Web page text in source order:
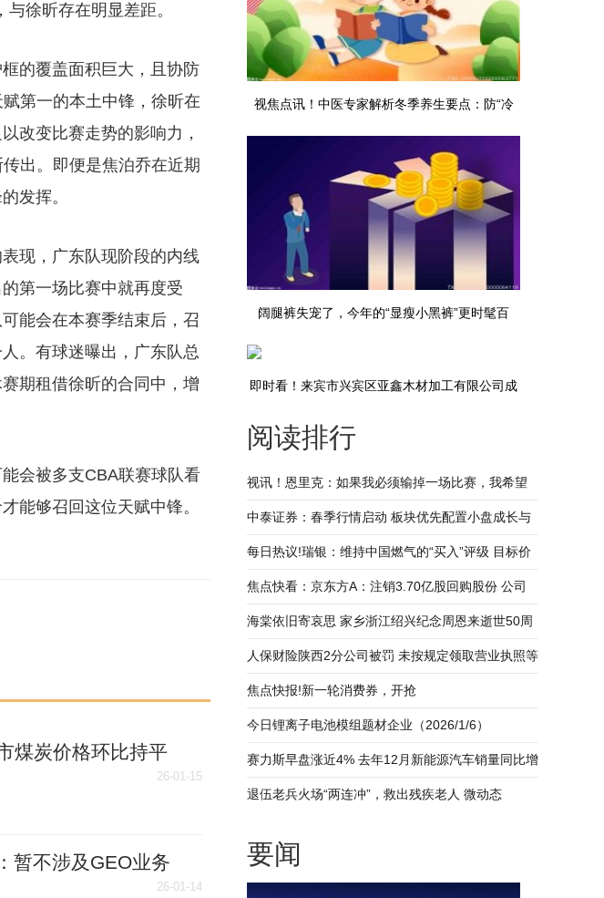
徐昕存在明显差距。
的覆盖面积巨大，且协防
第一的本土中锋，徐昕在
改变比赛走势的影响力，
出。即便是焦泊乔在近期
发挥。
现，广东队现阶段的内线
第一场比赛中就再度受
能会在本赛季结束后，召
。有球迷曝出，广东队总
期租借徐昕的合同中，增
会被多支CBA联赛球队看
能够召回这位天赋中锋。
煤炭价格环比持平
26-01-15
暂不涉及GEO业务
26-01-14
视焦点讯！中医专家解析冬季养生要点：防“冷
痛”、稳血压、科学运动
阔腿裤失宠了，今年的“显瘦小黑裤”更时髦百
即时看！来宾市兴宾区亚鑫木材加工有限公司成
立 注册资本50万人民币
阅读排行
视讯！恩里克：如果我必须输掉一场比赛，我希望
是以这样的方式输
中泰证券：春季行情启动 板块优先配置小盘成长与
双创方向_焦点热议
每日热议!瑞银：维持中国燃气的“买入”评级 目标价
由8.2港元上调至8.9港元
焦点快看：京东方A：注销3.70亿股回购股份 公司
总股本减少
海棠依旧寄哀思 家乡浙江绍兴纪念周恩来逝世50周
年
人保财险陕西2分公司被罚 未按规定领取营业执照等
焦点快报!新一轮消费券，开抢
今日锂离子电池模组题材企业（2026/1/6）
赛力斯早盘涨近4% 去年12月新能源汽车销量同比增
长63.40%-热议
退伍老兵火场“两连冲”，救出残疾老人 微动态
要闻